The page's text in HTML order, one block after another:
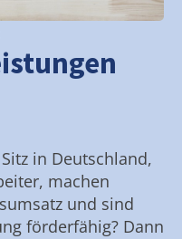
in Deutschland,
machen
und sind
förderfähig? Dann